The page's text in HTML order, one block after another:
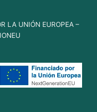
LA UNIÓN EUROPEA –